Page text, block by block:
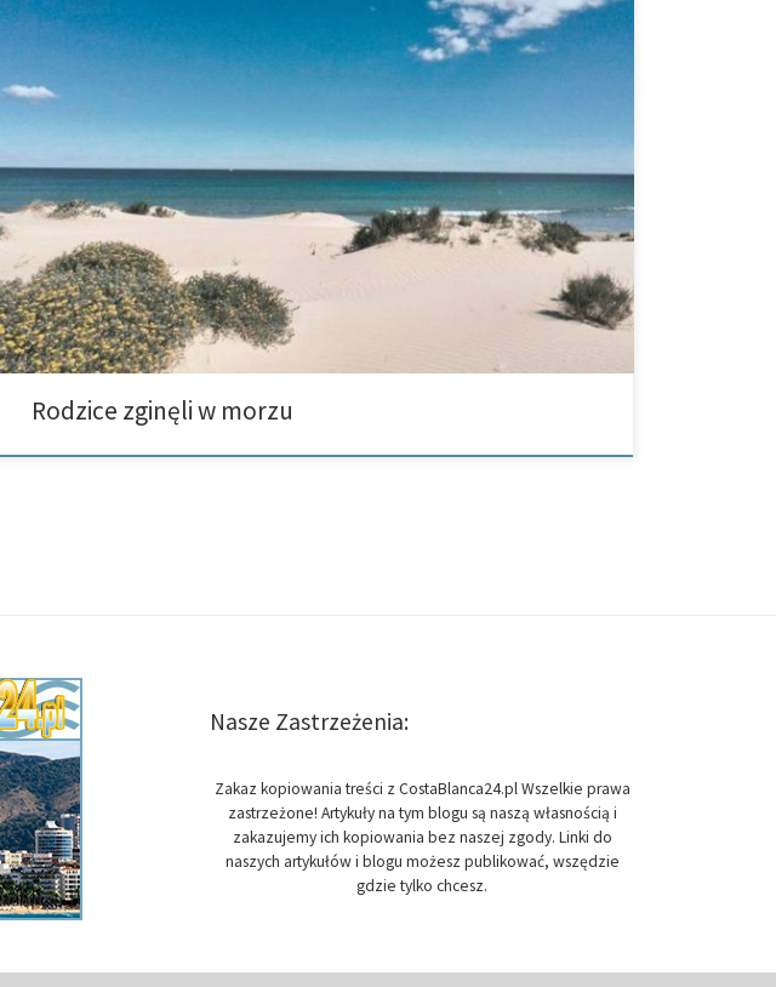
Guardamar del Segura/Torrevieja – Prawdziwy dramat wydarzył się w środę na Playa
Tossals w Guardamar del Segura. 39-letnia kobieta oraz 48-letni mężczyzna utonęli w
morzu. Na zdjęciu widoczne jest miejsce, […]
Rodzice zginęli w morzu
Nasze Zastrzeżenia:
Zakaz kopiowania treści z CostaBlanca24.pl Wszelkie prawa
zastrzeżone! Artykuły na tym blogu są naszą własnością i
zakazujemy ich kopiowania bez naszej zgody. Linki do
naszych artykułów i blogu możesz publikować, wszędzie
gdzie tylko chcesz.